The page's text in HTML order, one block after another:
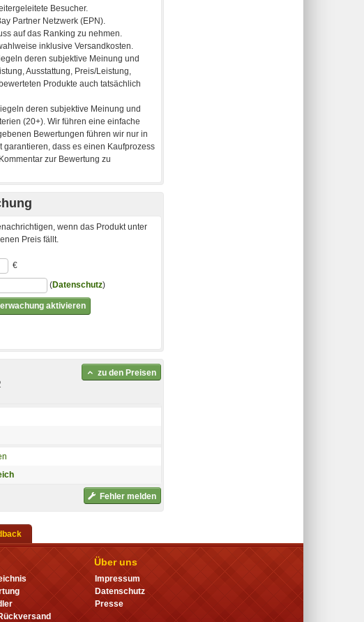
wenn das Produkt unter
Preis fällt.
aktivieren
€
(Datenschutz)
zu den Preisen
Fehler melden
Über uns
Impressum
Datenschutz
Presse